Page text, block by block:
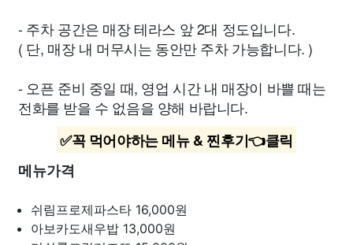
- 주차 공간은 매장 테라스 앞 2대 정도입니다.
( 단, 매장 내 머무시는 동안만 주차 가능합니다. )
- 오픈 준비 중일 때, 영업 시간 내 매장이 바쁠 때는
전화를 받을 수 없음을 양해 바랍니다.
✅꼭 먹어야하는 메뉴 & 찐후기👈클릭
메뉴가격
쉬림프로제파스타 16,000원
아보카도새우밥 13,000원